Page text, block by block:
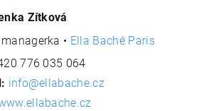
Zítková
• Ella Baché Paris
776 035 064
info@ellabache.cz